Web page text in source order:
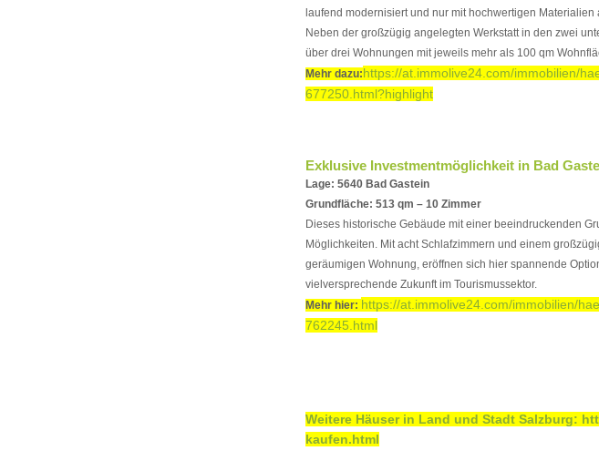
laufend modernisiert und nur mit hochwertigen
Neben der großzügig angelegten Werkstatt in den zwei
über drei Wohnungen mit jeweils mehr als 100 qm
Mehr dazu:https://at.immolive24.com/immobilien/
677250.html?highlight
Exklusive Investmentmöglichkeit in Bad
Lage: 5640 Bad Gastein
Grundfläche: 513 qm – 10 Zimmer
Dieses historische Gebäude mit einer beeindruckenden
Möglichkeiten. Mit acht Schlafzimmern und einem
geräumigen Wohnung, eröffnen sich hier spannende
vielversprechende Zukunft im Tourismussektor.
Mehr hier: https://at.immolive24.com/immobilien/
762245.html
Weitere Häuser in Land und Stadt Salzburg:
kaufen.html